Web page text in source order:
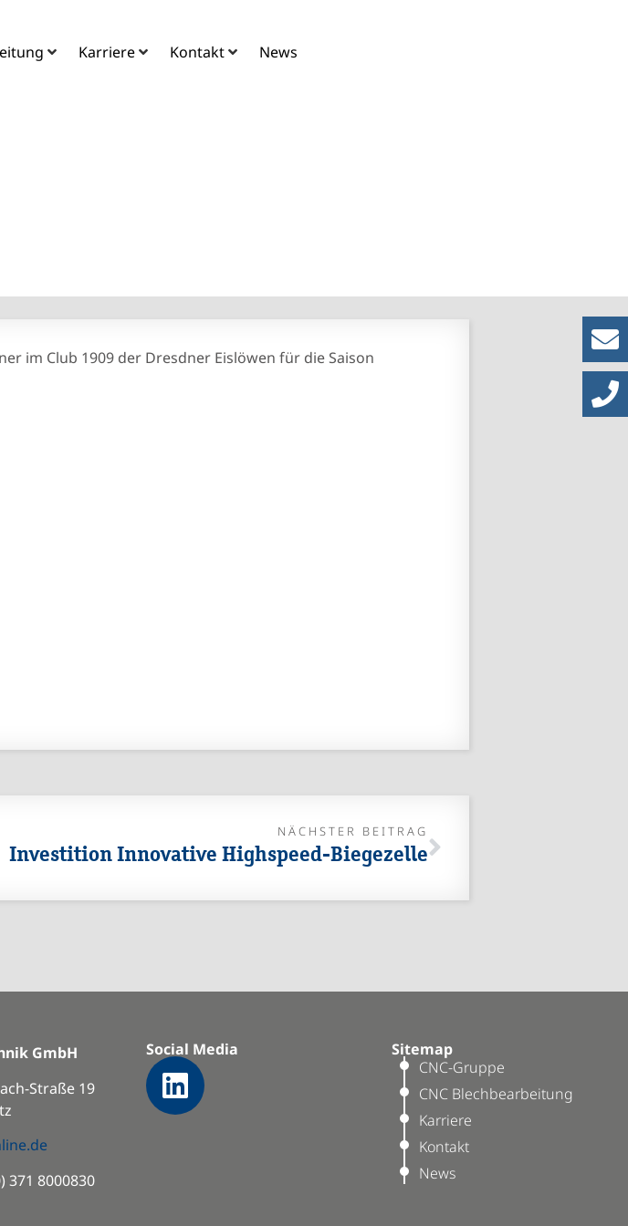
Karriere Kontakt News
im Club 1909 der Dresdner Eislöwen für die Saison
NÄCHSTER BEITRAG
Investition Innovative Highspeed-Biegezelle
GmbH
Straße 19
371 8000830
Social Media
Sitemap
CNC-Gruppe
CNC Blechbearbeitung
Karriere
Kontakt
News